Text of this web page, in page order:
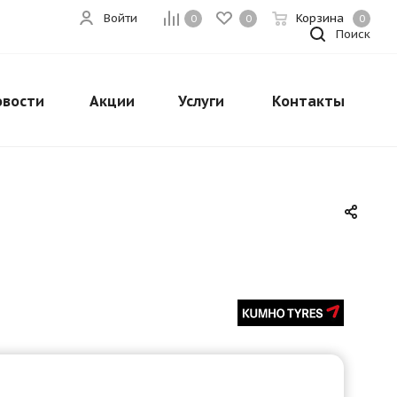
0 0 Корзина 0
Войти
Поиск
Акции Услуги Контакты